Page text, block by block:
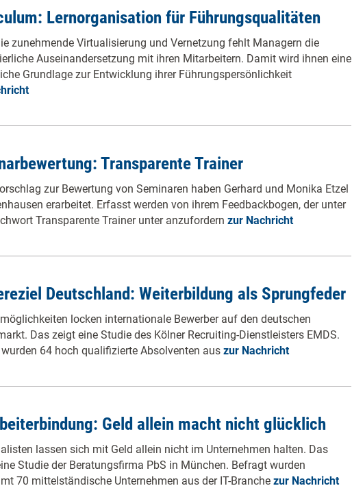
Lernorganisation für Führungsqualitäten
zunehmende Virtualisierung und Vernetzung fehlt Managern die
Auseinandersetzung mit ihren Mitarbeitern. Damit wird ihnen eine
Grundlage zur Entwicklung ihrer Führungspersönlichkeit
Transparente Trainer
zur Bewertung von Seminaren haben Gerhard und Monika Etzel
erarbeitet. Erfasst werden von ihrem Feedbackbogen, der unter
Transparente Trainer unter anzufordern zur Nachricht
Deutschland: Weiterbildung als Sprungfeder
locken internationale Bewerber auf den deutschen
Das zeigt eine Studie des Kölner Recruiting-Dienstleisters EMDS.
64 hoch qualifizierte Absolventen aus zur Nachricht
Geld allein macht nicht glücklich
lassen sich mit Geld allein nicht im Unternehmen halten. Das
Studie der Beratungsfirma PbS in München. Befragt wurden
70 mittelständische Unternehmen aus der IT-Branche zur Nachricht